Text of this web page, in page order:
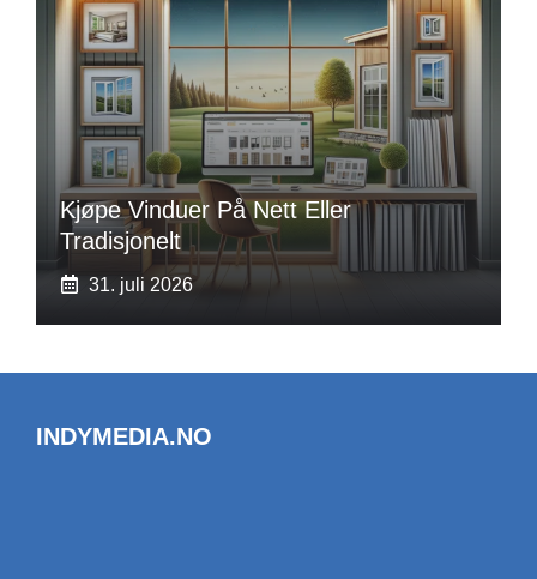
Kjøpe Vinduer På Nett Eller
Tradisjonelt
31. juli 2026
INDYMEDIA.NO